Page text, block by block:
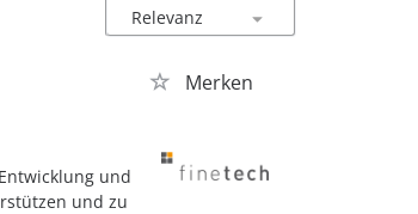
Merken
und
und zu